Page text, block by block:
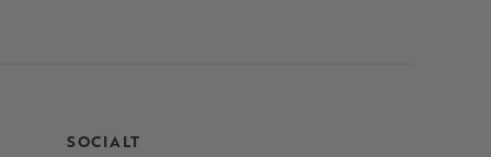
SOCIALT